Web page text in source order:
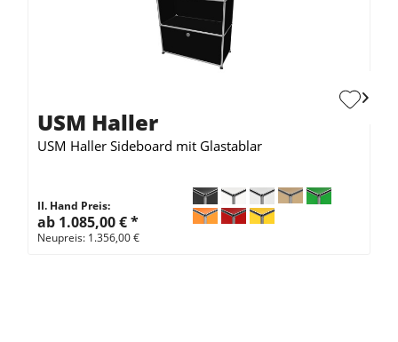
USM Haller
USM Haller Sideboard mit Glastablar
II. Hand Preis:
ab 1.085,00 €*
Neupreis: 1.356,00 €